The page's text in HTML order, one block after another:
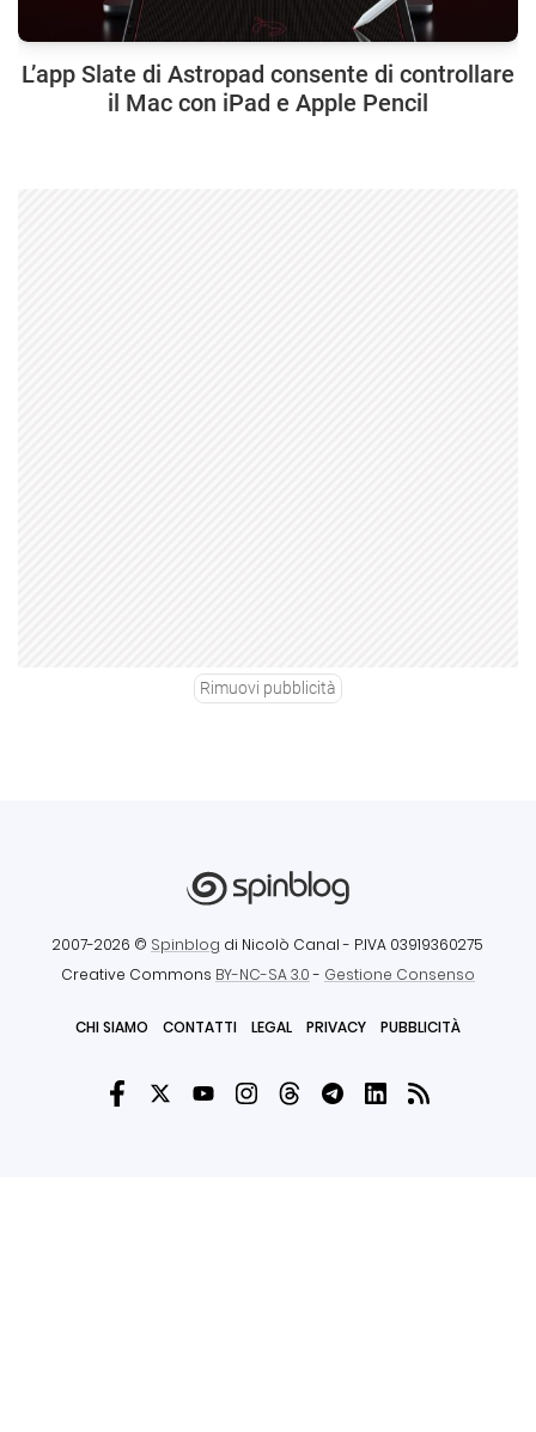
L’app Slate di Astropad consente di controllare
il Mac con iPad e Apple Pencil
Rimuovi pubblicità
2007-2026 © Spinblog di Nicolò Canal - P.IVA 03919360275
Creative Commons BY-NC-SA 3.0- Gestione Consenso
CHI SIAMO CONTATTI LEGAL PRIVACY PUBBLICITÀ